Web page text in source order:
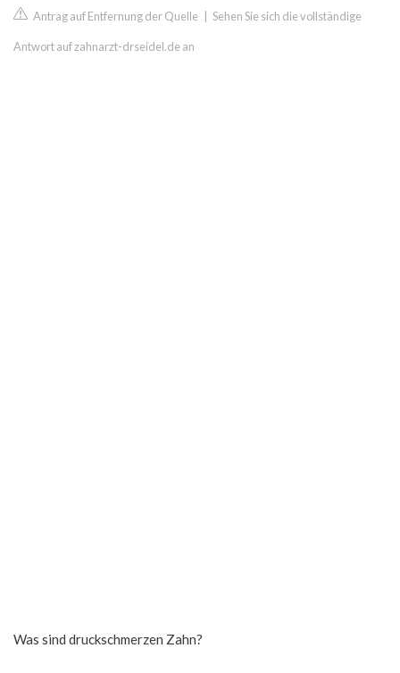
Antrag auf Entfernung der Quelle Sehen Sie sich die vollständige
Antwort auf zahnarzt-drseidel.de an
Was sind druckschmerzen Zahn?